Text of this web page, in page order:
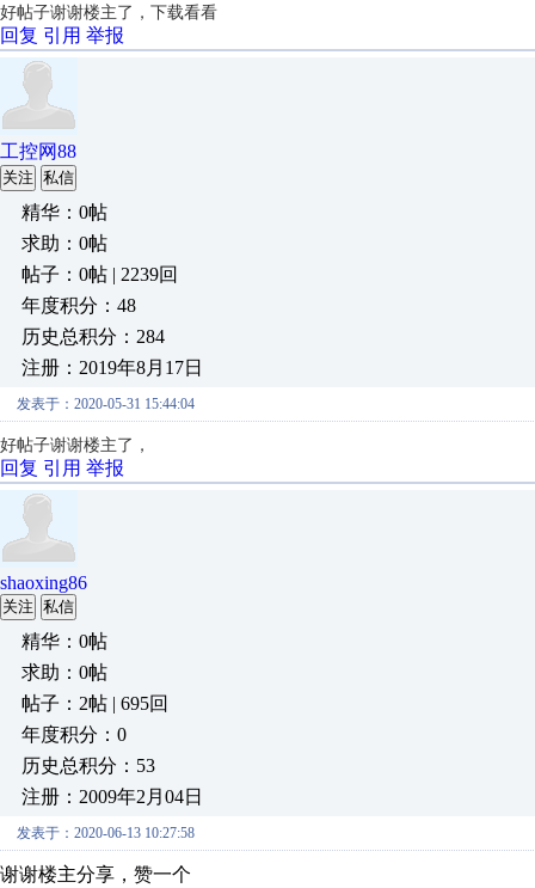
好帖子谢谢楼主了，下载看看
回复 引用 举报
工控网88
关注 私信
精华：0帖
求助：0帖
帖子：0帖 | 2239回
年度积分：48
历史总积分：284
注册：2019年8月17日
发表于：2020-05-31 15:44:04
好帖子谢谢楼主了，
回复 引用 举报
shaoxing86
关注 私信
精华：0帖
求助：0帖
帖子：2帖 | 695回
年度积分：0
历史总积分：53
注册：2009年2月04日
发表于：2020-06-13 10:27:58
谢谢楼主分享，赞一个